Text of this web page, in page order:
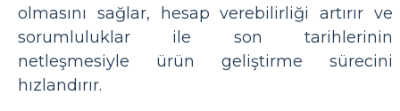
olmasını sağlar, hesap verebilirliği artırır ve
sorumluluklar ile son tarihlerinin
netleşmesiyle ürün geliştirme sürecini
hızlandırır.